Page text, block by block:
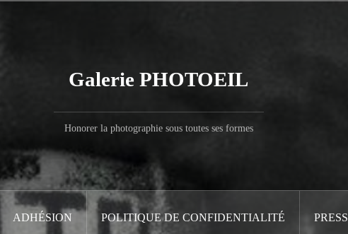
Galerie PHOTOEIL
Honorer la photographie sous toutes ses formes
ADHÉSION POLITIQUE DE CONFIDENTIALITÉ PRESS